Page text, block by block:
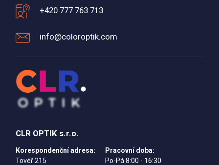
+420 777 763 713
info@coloroptik.com
CLR OPTIK s.r.o.
Korespondenční adresa:
Tovéř 215
Pracovní doba:
Po-Pá 8:00 - 16:30